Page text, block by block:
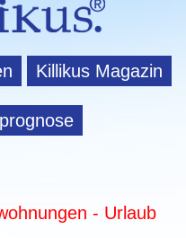
Killikus Magazin
- Urlaub